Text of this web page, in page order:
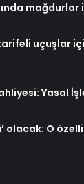
uçuşlar
Yasal
olacak: O